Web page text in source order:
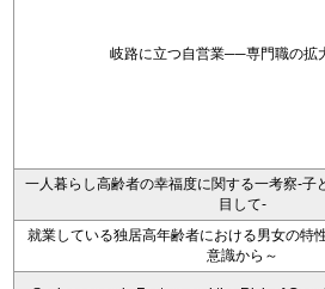
岐路に立つ自営業──専門職の拡
一人暮らし高齢者の幸福度に関する一考察‐子
目して‐
就業している独居高年齢者における男女の特
意識から～